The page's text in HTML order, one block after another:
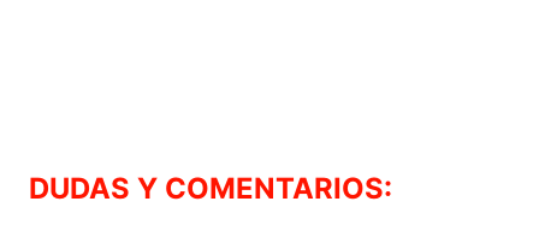
DUDAS Y COMENTARIOS: